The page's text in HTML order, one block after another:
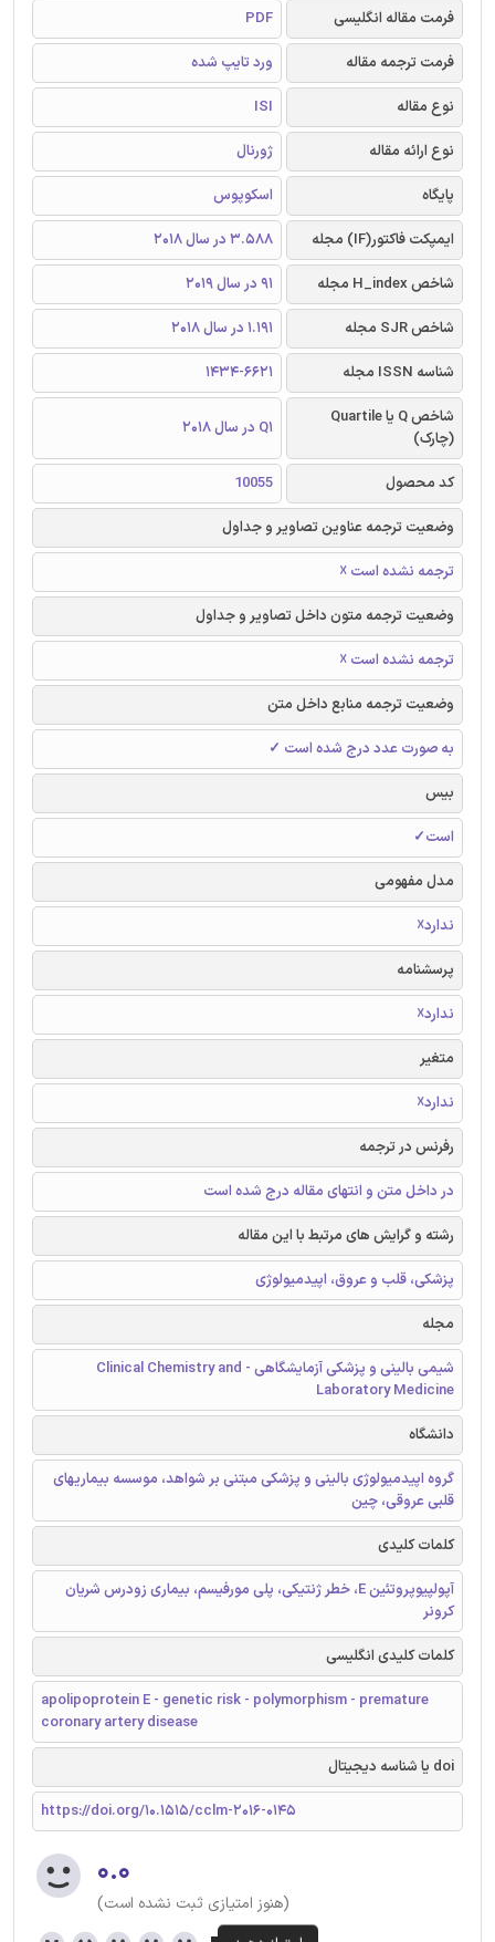
فرمت مقاله انگلیسی
PDF
فرمت ترجمه مقاله
ورد تایپ شده
نوع مقاله
ISI
نوع ارائه مقاله
ژورنال
پایگاه
اسکوپوس
ایمپکت فاکتور(IF) مجله
3.588 در سال 2018
شاخص H_index مجله
91 در سال 2019
شاخص SJR مجله
1.191 در سال 2018
شناسه ISSN مجله
1434-6621
شاخص Q یا Quartile
(چارک)
Q1 در سال 2018
کد محصول
10055
وضعیت ترجمه عناوین تصاویر و جداول
ترجمه نشده است ☓
وضعیت ترجمه متون داخل تصاویر و جداول
ترجمه نشده است ☓
وضعیت ترجمه منابع داخل متن
به صورت عدد درج شده است ✓
بیس
است✓
مدل مفهومی
ندارد☓
پرسشنامه
ندارد☓
متغیر
ندارد☓
رفرنس در ترجمه
در داخل متن و انتهای مقاله درج شده است
رشته و گرایش های مرتبط با این مقاله
پزشکی، قلب و عروق، اپیدمیولوژی
مجله
شیمی بالینی و پزشکی آزمایشگاهی - Clinical Chemistry and
Laboratory Medicine
دانشگاه
گروه اپیدمیولوژی بالینی و پزشکی مبتنی بر شواهد، موسسه بیماریهای
قلبی عروقی، چین
کلمات کلیدی
آپولپیوپروتئین E، خطر ژنتیکی، پلی مورفیسم، بیماری زودرس شریان
کرونر
کلمات کلیدی انگلیسی
apolipoprotein E - genetic risk - polymorphism - premature
coronary artery disease
doi یا شناسه دیجیتال
https://doi.org/10.1515/cclm-2016-0145
۰.۰
(هنوز امتیازی ثبت نشده است)